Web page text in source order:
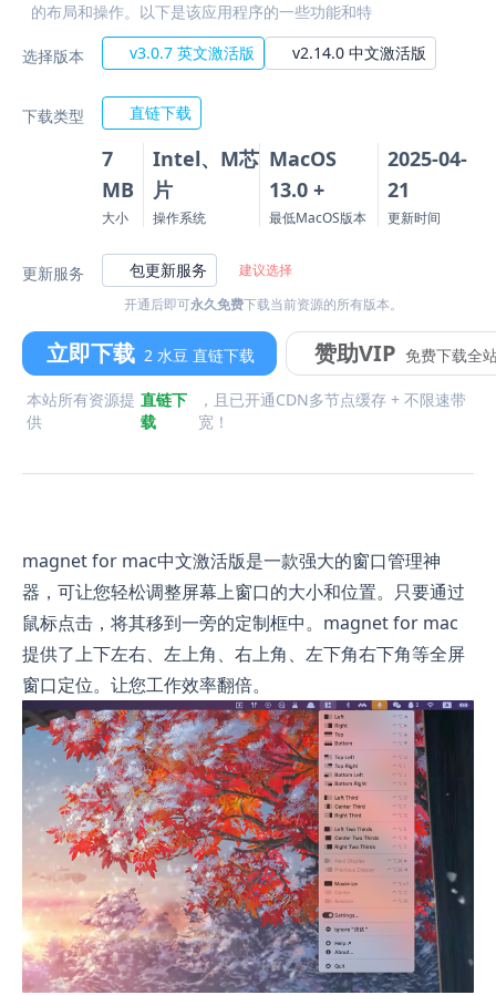
的布局和操作。以下是该应用程序的一些功能和特
选择版本 v3.0.7 英文激活版 v2.14.0 中文激活版
下载类型 直链下载
7
MB
大小
Intel、M芯
片
操作系统
MacOS
13.0 +
最低MacOS版本
2025-04-
21
更新时间
更新服务 包更新服务
建议选择
开通后即可永久免费下载当前资源的所有版本。
立即下载 2 水豆 直链下载 赞助VIP 免费下载全
本站所有资源提
供
直链下
载
，且已开通CDN多节点缓存 + 不限速带
宽！
magnet for mac中文激活版是一款强大的窗口管理神
器，可让您轻松调整屏幕上窗口的大小和位置。只要通过
鼠标点击，将其移到一旁的定制框中。magnet for mac
提供了上下左右、左上角、右上角、左下角右下角等全屏
窗口定位。让您工作效率翻倍。